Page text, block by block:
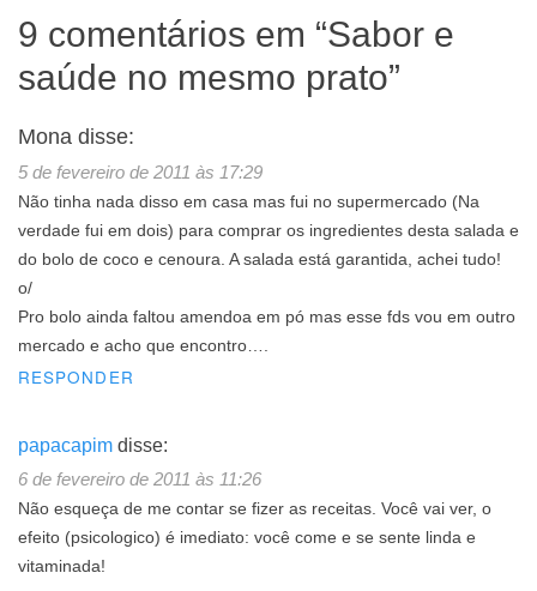
9 comentários em “Sabor e
saúde no mesmo prato”
Mona disse:
5 de fevereiro de 2011 às 17:29
Não tinha nada disso em casa mas fui no supermercado (Na
verdade fui em dois) para comprar os ingredientes desta salada e
do bolo de coco e cenoura. A salada está garantida, achei tudo!
o/
Pro bolo ainda faltou amendoa em pó mas esse fds vou em outro
mercado e acho que encontro….
RESPONDER
papacapim disse:
6 de fevereiro de 2011 às 11:26
Não esqueça de me contar se fizer as receitas. Você vai ver, o
efeito (psicologico) é imediato: você come e se sente linda e
vitaminada!